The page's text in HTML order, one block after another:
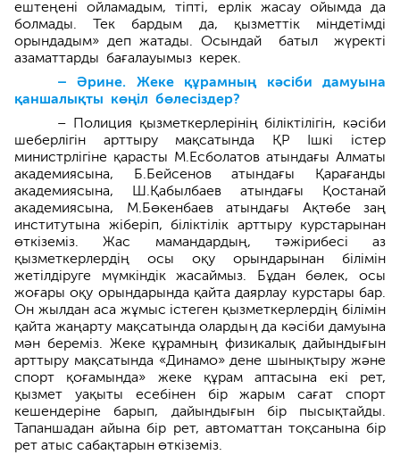
ештеңені ойламадым, тіпті, ерлік жасау ойым­да да
болмады. Тек бардым да, қызметтік міндетімді
орындадым» деп жатады. Осындай батыл жүректі
азамат­тар­ды бағалауымыз керек.
– Әрине. Жеке құрамның кәсіби дамуына
қаншалықты көңіл бөлесіздер?
– Полиция қызметкерлерінің біліктілігін, кәсіби
шеберлігін арттыру мақсатында ҚР Ішкі істер
министрлігіне қарасты М.Есболатов атындағы Алматы
академиясына, Б.Бейсенов атындағы Қарағанды
академиясына, Ш.Қабылбаев атындағы Қостанай
академиясына, М.Бөкенбаев атындағы Ақтөбе заң
институтына жіберіп, біліктілік арттыру курстарынан
өткіземіз. Жас мамандардың, тәжірибесі аз
қызметкерлердің осы оқу орындарынан білімін
жетілдіруге мүмкіндік жасаймыз. Бұдан бөлек, осы
жоғары оқу орындарында қайта даярлау курс­тары бар.
Он жылдан аса жұмыс істеген қызметкерлердің білімін
қайта жаңарту мақсатында олардың да кәсіби дамуына
мән береміз. Жеке құрамның физикалық дайындығын
арттыру мақсатында «Динамо» дене шынықтыру және
спорт қоғамында» жеке құрам аптасына екі рет,
қызмет уақыты есебінен бір жарым сағат спорт
кешендеріне барып, да­йындығын бір пысықтайды.
Тапан­шадан айына бір рет, автоматтан тоқсанына бір
рет атыс сабақтарын өткіземіз.